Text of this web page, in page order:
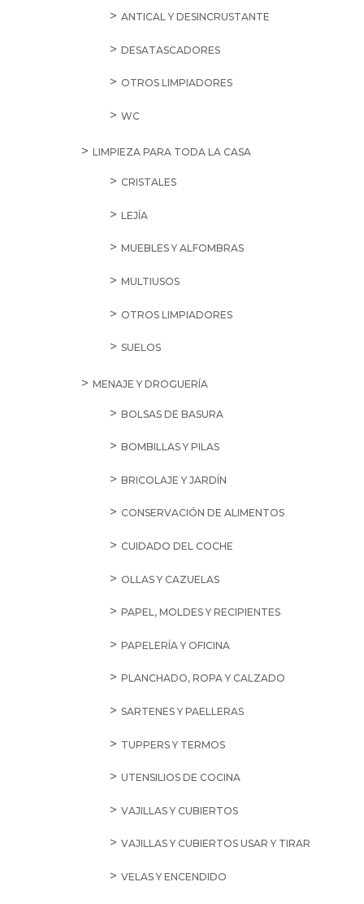
ANTICAL Y DESINCRUSTANTE
DESATASCADORES
OTROS LIMPIADORES
WC
LIMPIEZA PARA TODA LA CASA
CRISTALES
LEJÍA
MUEBLES Y ALFOMBRAS
MULTIUSOS
OTROS LIMPIADORES
SUELOS
MENAJE Y DROGUERÍA
BOLSAS DE BASURA
BOMBILLAS Y PILAS
BRICOLAJE Y JARDÍN
CONSERVACIÓN DE ALIMENTOS
CUIDADO DEL COCHE
OLLAS Y CAZUELAS
PAPEL, MOLDES Y RECIPIENTES
PAPELERÍA Y OFICINA
PLANCHADO, ROPA Y CALZADO
SARTENES Y PAELLERAS
TUPPERS Y TERMOS
UTENSILIOS DE COCINA
VAJILLAS Y CUBIERTOS
VAJILLAS Y CUBIERTOS USAR Y TIRAR
VELAS Y ENCENDIDO